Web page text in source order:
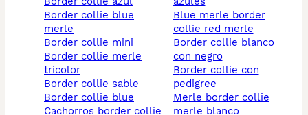
border collie blue
merle
border collie mini
border collie merle
tricolor
border collie sable
border collie blue
cachorros border collie
blue merle border
collie red merle
border collie blanco
con negro
border collie con
pedigree
merle border collie
merle blanco